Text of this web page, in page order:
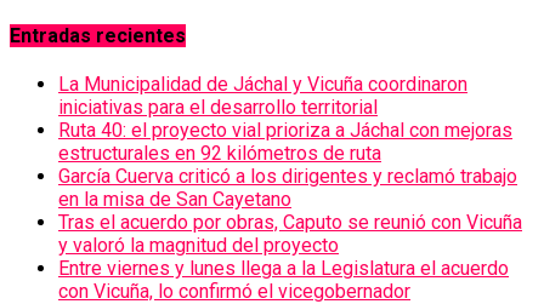
Entradas recientes
La Municipalidad de Jáchal y Vicuña coordinaron
iniciativas para el desarrollo territorial
Ruta 40: el proyecto vial prioriza a Jáchal con mejoras
estructurales en 92 kilómetros de ruta
García Cuerva criticó a los dirigentes y reclamó trabajo
en la misa de San Cayetano
Tras el acuerdo por obras, Caputo se reunió con Vicuña
y valoró la magnitud del proyecto
Entre viernes y lunes llega a la Legislatura el acuerdo
con Vicuña, lo confirmó el vicegobernador